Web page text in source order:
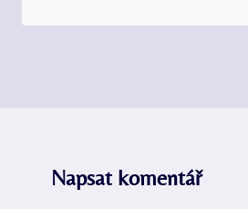
Napsat komentář